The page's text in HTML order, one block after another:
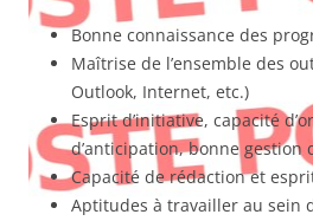
Bonne connaissance des
Maîtrise de l’ensemble des
Outlook, Internet, etc.)
Esprit d’initiative, capacité
d’anticipation, bonne gestion
Capacité de rédaction et
Aptitudes à travailler au sein